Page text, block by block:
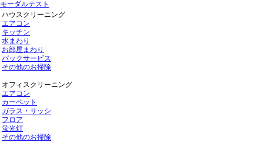
モーダルテスト
ハウスクリーニング
エアコン
キッチン
水まわり
お部屋まわり
パックサービス
その他のお掃除
オフィスクリーニング
エアコン
カーペット
ガラス・サッシ
フロア
蛍光灯
その他のお掃除